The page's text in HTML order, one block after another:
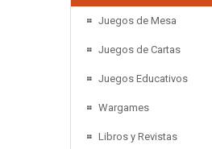
Juegos de Mesa
Juegos de Cartas
Juegos Educativos
Wargames
Libros y Revistas